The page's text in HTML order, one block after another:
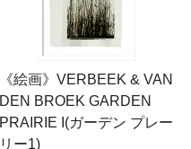
《絵画》VERBEEK & VAN
DEN BROEK GARDEN
PRAIRIE I(ガーデン プレー
リー1)